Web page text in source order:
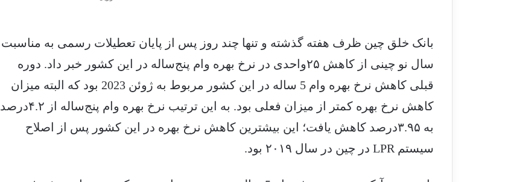
بانک خلق چین ظرف هفته گذشته و تنها چند روز پس از پایان تعطیلات رسمی به مناسبت
سال نو چینی از کاهش ۲۵واحدی در نرخ بهره وام پنج‌ساله در این کشور خبر داد. دوره
قبلی کاهش نرخ بهره وام 5 ساله در این کشور مربوط به ژوئن 2023 بود که البته میزان
کاهش نرخ بهره کمتر از میزان فعلی بود. به این ترتیب نرخ بهره وام پنج‌ساله از ۴.۲‌درصد
به ۳.۹۵‌درصد کاهش یافت؛ این بیشترین کاهش نرخ بهره در این کشور پس از اصلاح
سیستم LPR در چین در سال ۲۰۱۹ بود.